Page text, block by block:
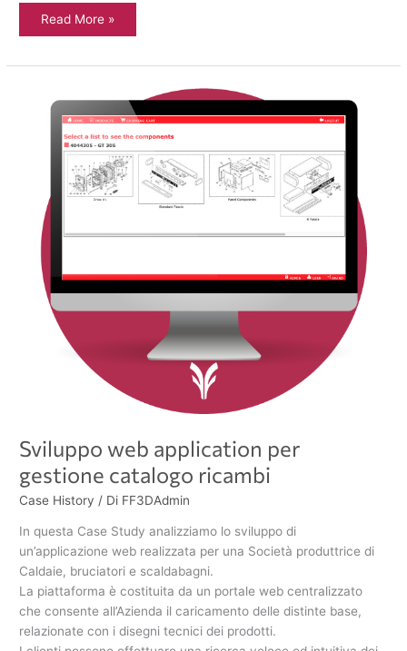
Read More »
Sviluppo web application per
gestione catalogo ricambi
Case History / Di FF3DAdmin
In questa Case Study analizziamo lo sviluppo di
un’applicazione web realizzata per una Società produttrice di
Caldaie, bruciatori e scaldabagni.
La piattaforma è costituita da un portale web centralizzato
che consente all’Azienda il caricamento delle distinte base,
relazionate con i disegni tecnici dei prodotti.
web
application
gestione
catalogo
ricambi